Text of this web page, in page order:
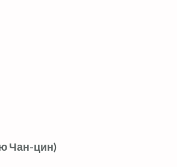
Чан-цин)